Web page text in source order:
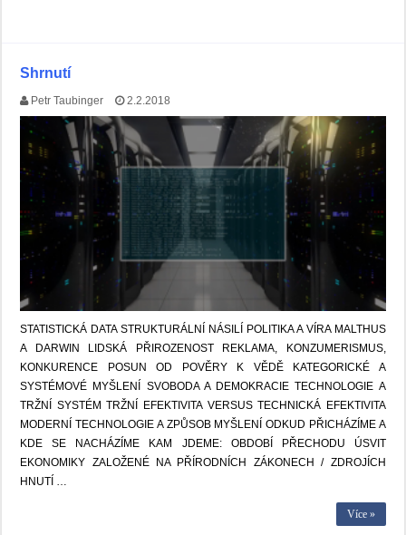
Shrnutí
Petr Taubinger 2.2.2018
STATISTICKÁ DATA STRUKTURÁLNÍ NÁSILÍ POLITIKA A VÍRA MALTHUS
A DARWIN LIDSKÁ PŘIROZENOST REKLAMA, KONZUMERISMUS,
KONKURENCE POSUN OD POVĚRY K VĚDĚ KATEGORICKÉ A
SYSTÉMOVÉ MYŠLENÍ SVOBODA A DEMOKRACIE TECHNOLOGIE A
TRŽNÍ SYSTÉM TRŽNÍ EFEKTIVITA VERSUS TECHNICKÁ EFEKTIVITA
MODERNÍ TECHNOLOGIE A ZPŮSOB MYŠLENÍ ODKUD PŘICHÁZÍME A
KDE SE NACHÁZÍME KAM JDEME: OBDOBÍ PŘECHODU ÚSVIT
EKONOMIKY ZALOŽENÉ NA PŘÍRODNÍCH ZÁKONECH / ZDROJÍCH
HNUTÍ …
Více »